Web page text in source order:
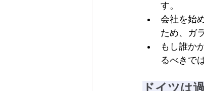
す。
会社を始
ため、ガ
もし誰か
るべきで
ドイツは